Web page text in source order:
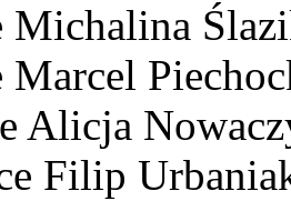
Michalina
Marcel
Alicja
Filip